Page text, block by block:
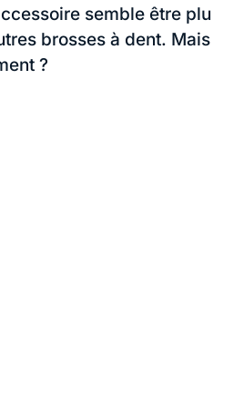
semble être plu
brosses à dent. Mais
?